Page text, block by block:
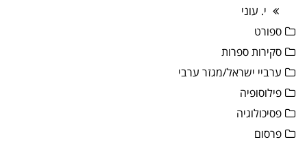
י. עוני
ספורט
סקירות ספרות
ערביי ישראל/מגזר ערבי
פילוסופיה
פסיכולוגיה
פרסום